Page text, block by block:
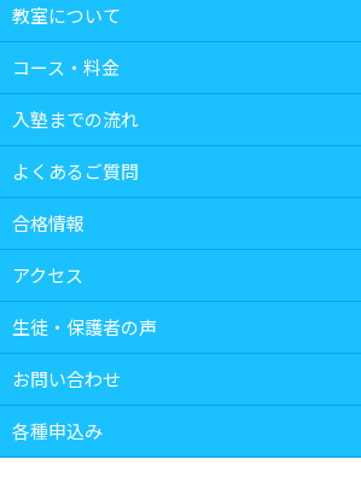
教室について
コース・料金
入塾までの流れ
よくあるご質問
合格情報
アクセス
生徒・保護者の声
お問い合わせ
各種申込み